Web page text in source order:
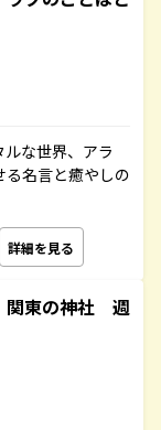
な世界、アラ
名言と癒やしの
詳細を見る
関東の神社 週